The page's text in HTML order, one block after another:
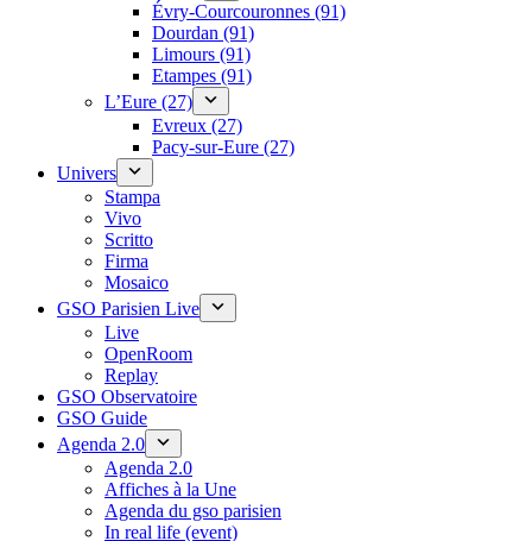
Évry-Courcouronnes (91)
Dourdan (91)
Limours (91)
Etampes (91)
L’Eure (27)
Evreux (27)
Pacy-sur-Eure (27)
Univers
Stampa
Vivo
Scritto
Firma
Mosaico
GSO Parisien Live
Live
OpenRoom
Replay
GSO Observatoire
GSO Guide
Agenda 2.0
Agenda 2.0
Affiches à la Une
Agenda du gso parisien
In real life (event)